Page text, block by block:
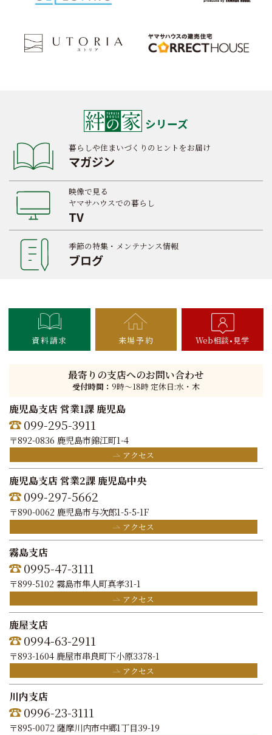
シリーズ
暮らしや住まいづくりのヒントをお届け
マガジン
映像で見る
ヤマサハウスでの暮らし
TV
季節の特集・メンテナンス情報
ブログ
資料請求 来場予約 Web相談 見学
最寄りの支店へのお問い合わせ
受付時間： 9時〜18時 定休日:水・木
鹿児島支店 営業1課 鹿児島
099-295-3911
〒892-0836 鹿児島市錦江町1-4
アクセス
鹿児島支店 営業2課 鹿児島中央
099-297-5662
〒890-0062 鹿児島市与次郎1-5-5-1F
アクセス
霧島支店
0995-47-3111
〒899-5102 霧島市隼人町真孝31-1
アクセス
鹿屋支店
0994-63-2911
〒893-1604 鹿屋市串良町下小原3378-1
アクセス
川内支店
0996-23-3111
〒895-0072 薩摩川内市中郷1丁目39-19